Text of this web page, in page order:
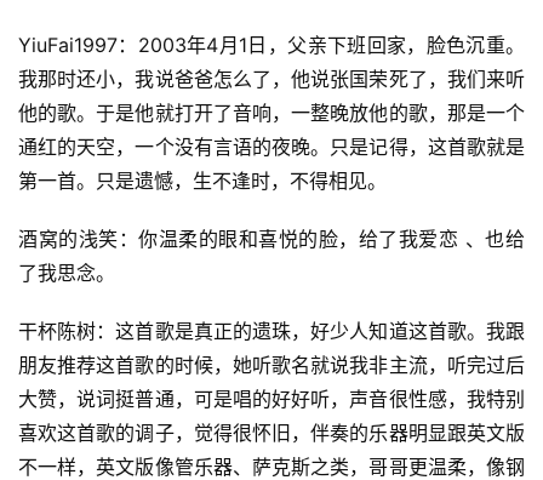
YiuFai1997：2003年4月1日，父亲下班回家，脸色沉重。
我那时还小，我说爸爸怎么了，他说张国荣死了，我们来听
他的歌。于是他就打开了音响，一整晚放他的歌，那是一个
通红的天空，一个没有言语的夜晚。只是记得，这首歌就是
第一首。只是遗憾，生不逢时，不得相见。
酒窝的浅笑：你温柔的眼和喜悦的脸，给了我爱恋 、也给
了我思念。
干杯陈树：这首歌是真正的遗珠，好少人知道这首歌。我跟
朋友推荐这首歌的时候，她听歌名就说我非主流，听完过后
大赞，说词挺普通，可是唱的好好听，声音很性感，我特别
喜欢这首歌的调子，觉得很怀旧，伴奏的乐器明显跟英文版
不一样，英文版像管乐器、萨克斯之类，哥哥更温柔，像钢